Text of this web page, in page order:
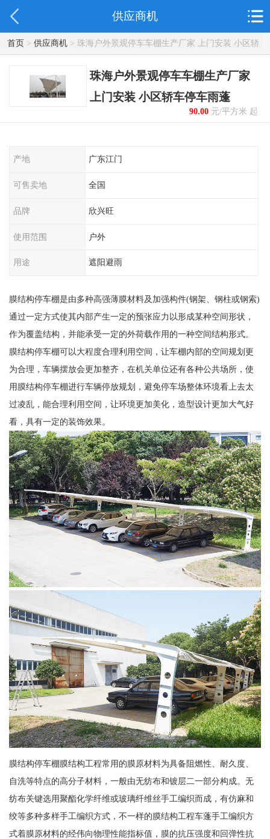
供应商机
首页> 供应商机> 珠海户外景观停车车棚生产厂家 上门安装 小区轿
车停车雨蓬
珠海户外景观停车车棚生产厂家
上门安装 小区轿车停车雨蓬
90.00元/平方米 起
产地 广东江门
可售卖地 全国
品牌 欣兴旺
使用范围 户外
用途 遮阳避雨
膜结构停车棚是由多种高强薄膜材料及加强构件(钢架、钢柱或钢索)
通过一定方式使其内部产生一定的预张应力以形成某种空间形状，
作为覆盖结构，并能承受一定的外荷载作用的一种空间结构形式。
膜结构停车棚可以大程度合理利用空间，让车棚内部的空间规划更
为合理，车辆摆放会更加整齐，在机关单位还有各种公共场所，使
用膜结构停车棚进行车辆停放规划，避免停车场整体环境看上去太
过凌乱，能合理利用空间，让环境更加美化，造型设计更加大气好
看，具有一定的装饰效果。
膜结构停车棚膜结构工程常用的膜原材料为具备阻燃性、耐久度、
自洗等特点的高分子材料，一般由无纺布和镀层二一部分构成。无
纺布关键选用聚酯化学纤维或玻璃纤维丝手工编织而成，有仿麻和
绞等多种多样手工编织方式，不一样的膜结构工程车蓬手工编织方
式着膜原材料的经伟向物理性能指标值，膜的抗压强度和回弹性抗